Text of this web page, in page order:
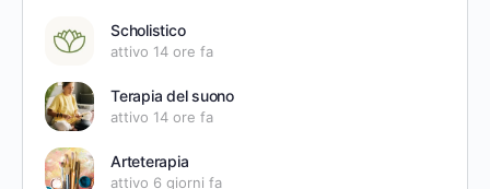
Scholistico
attivo 14 ore fa
Terapia del suono
attivo 14 ore fa
Arteterapia
attivo 6 giorni fa